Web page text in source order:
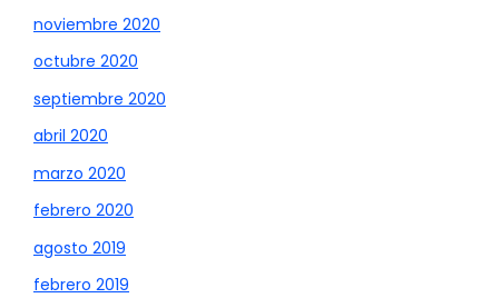
noviembre 2020
octubre 2020
septiembre 2020
abril 2020
marzo 2020
febrero 2020
agosto 2019
febrero 2019